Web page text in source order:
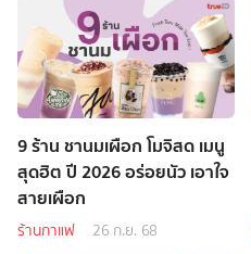
9 ร้าน ชานมเผือก โมจิสด เมนู
สุดฮิต ปี 2026 อร่อยนัว เอาใจ
สายเผือก
ร้านกาแฟ 26 ก.ย. 68